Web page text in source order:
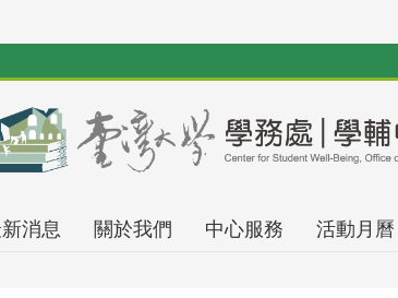
消息 關於我們 中心服務 活動月曆